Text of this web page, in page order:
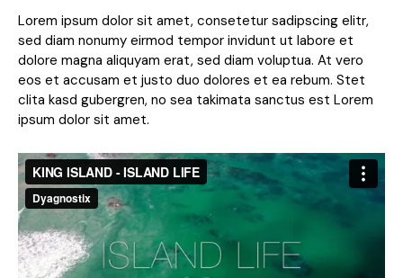
Lorem ipsum dolor sit amet, consetetur sadipscing elitr,
sed diam nonumy eirmod tempor invidunt ut labore et
dolore magna aliquyam erat, sed diam voluptua. At vero
eos et accusam et justo duo dolores et ea rebum. Stet
clita kasd gubergren, no sea takimata sanctus est Lorem
ipsum dolor sit amet.